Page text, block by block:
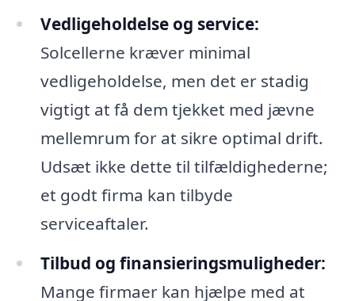
Vedligeholdelse og service:
Solcellerne kræver minimal
vedligeholdelse, men det er stadig
vigtigt at få dem tjekket med jævne
mellemrum for at sikre optimal drift.
Udsæt ikke dette til tilfældighederne;
et godt firma kan tilbyde
serviceaftaler.
Tilbud og finansieringsmuligheder:
Mange firmaer kan hjælpe med at